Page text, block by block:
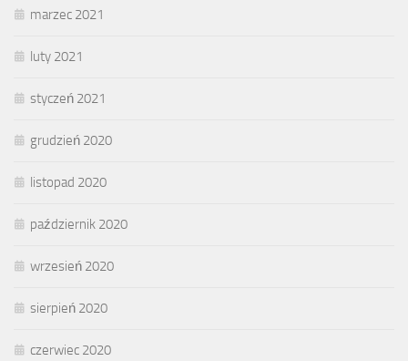
marzec 2021
luty 2021
styczeń 2021
grudzień 2020
listopad 2020
październik 2020
wrzesień 2020
sierpień 2020
czerwiec 2020